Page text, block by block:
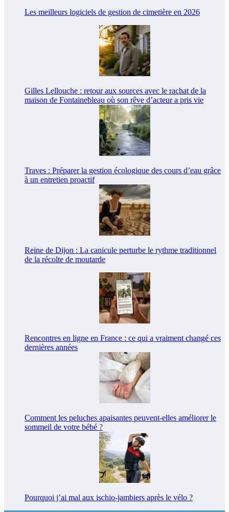
Les meilleurs logiciels de gestion de cimetière en 2026
Gilles Lellouche : retour aux sources avec le rachat de la
maison de Fontainebleau où son rêve d’acteur a pris vie
Traves : Préparer la gestion écologique des cours d’eau grâce
à un entretien proactif
Reine de Dijon : La canicule perturbe le rythme traditionnel
de la récolte de moutarde
Rencontres en ligne en France : ce qui a vraiment changé ces
dernières années
Comment les peluches apaisantes peuvent-elles améliorer le
sommeil de votre bébé ?
Pourquoi j’ai mal aux ischio-jambiers après le vélo ?